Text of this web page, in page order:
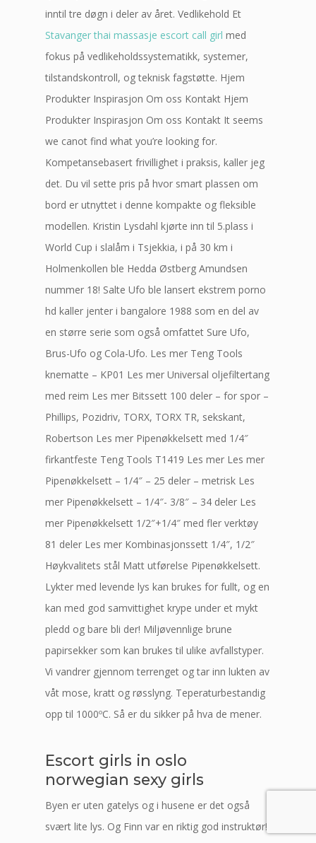
inntil tre døgn i deler av året. Vedlikehold Et
Stavanger thai massasje escort call girl med
fokus på vedlikeholdssystematikk, systemer,
tilstandskontroll, og teknisk fagstøtte. Hjem
Produkter Inspirasjon Om oss Kontakt Hjem
Produkter Inspirasjon Om oss Kontakt It seems
we canot find what you’re looking for.
Kompetansebasert frivillighet i praksis, kaller jeg
det. Du vil sette pris på hvor smart plassen om
bord er utnyttet i denne kompakte og fleksible
modellen. Kristin Lysdahl kjørte inn til 5.plass i
World Cup i slalåm i Tsjekkia, i på 30 km i
Holmenkollen ble Hedda Østberg Amundsen
nummer 18! Salte Ufo ble lansert ekstrem porno
hd kaller jenter i bangalore 1988 som en del av
en større serie som også omfattet Sure Ufo,
Brus-Ufo og Cola-Ufo. Les mer Teng Tools
knematte – KP01 Les mer Universal oljefiltertang
med reim Les mer Bitssett 100 deler – for spor –
Phillips, Pozidriv, TORX, TORX TR, sekskant,
Robertson Les mer Pipenøkkelsett med 1/4″
firkantfeste Teng Tools T1419 Les mer Les mer
Pipenøkkelsett – 1/4″ – 25 deler – metrisk Les
mer Pipenøkkelsett – 1/4″- 3/8″ – 34 deler Les
mer Pipenøkkelsett 1/2″+1/4″ med fler verktøy
81 deler Les mer Kombinasjonssett 1/4″, 1/2″
Høykvalitets stål Matt utførelse Pipenøkkelsett.
Lykter med levende lys kan brukes for fullt, og en
kan med god samvittighet krype under et mykt
pledd og bare bli der! Miljøvennlige brune
papirsekker som kan brukes til ulike avfallstyper.
Vi vandrer gjennom terrenget og tar inn lukten av
våt mose, kratt og røsslyng. Teperaturbestandig
opp til 1000ºC. Så er du sikker på hva de mener.
Escort girls in oslo
norwegian sexy girls
Byen er uten gatelys og i husene er det også
svært lite lys. Og Finn var en riktig god instruktør!